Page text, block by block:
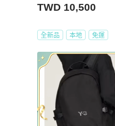
TWD 10,500
全新品 本地 免運